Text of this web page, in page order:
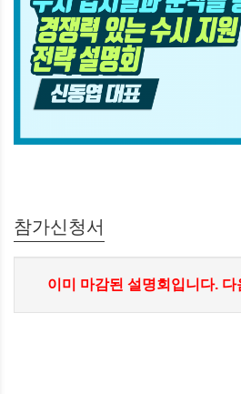
참가신청서
이미 마감된 설명회입니다.